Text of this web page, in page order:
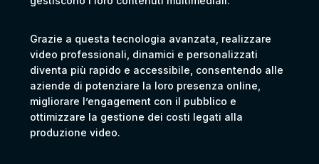
Grazie a questa tecnologia avanzata, realizzare
video professionali, dinamici e personalizzati
diventa più rapido e accessibile, consentendo alle
aziende di potenziare la loro presenza online,
migliorare l’engagement con il pubblico e
ottimizzare la gestione dei costi legati alla
produzione video.